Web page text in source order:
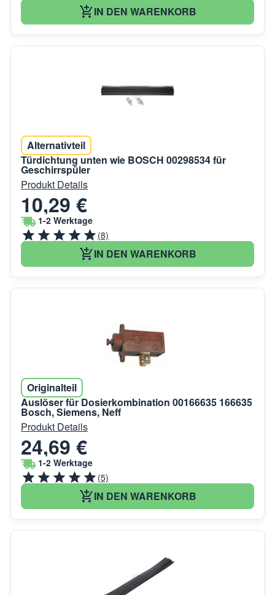
IN DEN WARENKORB
Alternativteil
Türdichtung unten wie BOSCH 00298534 für
Geschirrspüler
Produkt Details
10,29 €
1-2 Werktage
(8)
IN DEN WARENKORB
Originalteil
Auslöser für Dosierkombination 00166635 166635
Bosch, Siemens, Neff
Produkt Details
24,69 €
1-2 Werktage
(5)
IN DEN WARENKORB